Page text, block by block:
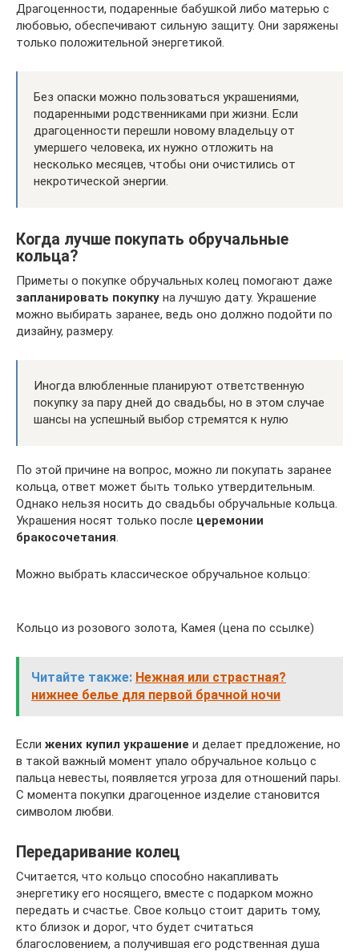
Драгоценности, подаренные бабушкой либо матерью с
любовью, обеспечивают сильную защиту. Они заряжены
только положительной энергетикой.
Без опаски можно пользоваться украшениями,
подаренными родственниками при жизни. Если
драгоценности перешли новому владельцу от
умершего человека, их нужно отложить на
несколько месяцев, чтобы они очистились от
некротической энергии.
Когда лучше покупать обручальные
кольца?
Приметы о покупке обручальных колец помогают даже
запланировать покупку на лучшую дату. Украшение
можно выбирать заранее, ведь оно должно подойти по
дизайну, размеру.
Иногда влюбленные планируют ответственную
покупку за пару дней до свадьбы, но в этом случае
шансы на успешный выбор стремятся к нулю
По этой причине на вопрос, можно ли покупать заранее
кольца, ответ может быть только утвердительным.
Однако нельзя носить до свадьбы обручальные кольца.
Украшения носят только после церемонии
бракосочетания
Можно выбрать классическое обручальное кольцо:
Кольцо из розового золота, Камея (цена по ссылке)
Читайте также: Нежная или страстная?
нижнее белье для первой брачной ночи
Если жених купил украшение и делает предложение, но
в такой важный момент упало обручальное кольцо с
пальца невесты, появляется угроза для отношений пары.
С момента покупки драгоценное изделие становится
символом любви.
Передаривание колец
Считается, что кольцо способно накапливать
энергетику его носящего, вместе с подарком можно
передать и счастье. Свое кольцо стоит дарить тому,
кто близок и дорог, что будет считаться
благословением, а получившая его родственная душа